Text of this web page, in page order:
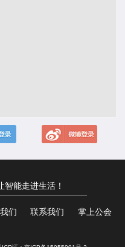
智能走进生活！
们 联系我们 掌上公会